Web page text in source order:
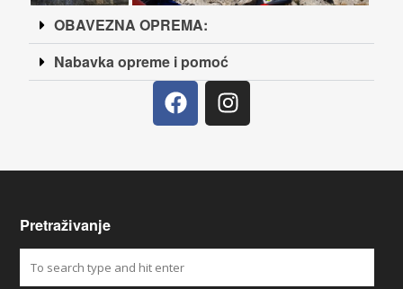
OBAVEZNA OPREMA:
Nabavka opreme i pomoć
Pretraživanje